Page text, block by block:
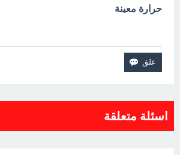
حرارة معينة
اسئلة متعلقة